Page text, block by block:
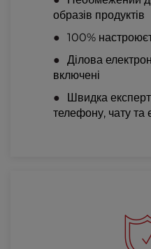
образів продуктів
100%
Ділова
включені
Швидка
телефону, чату та